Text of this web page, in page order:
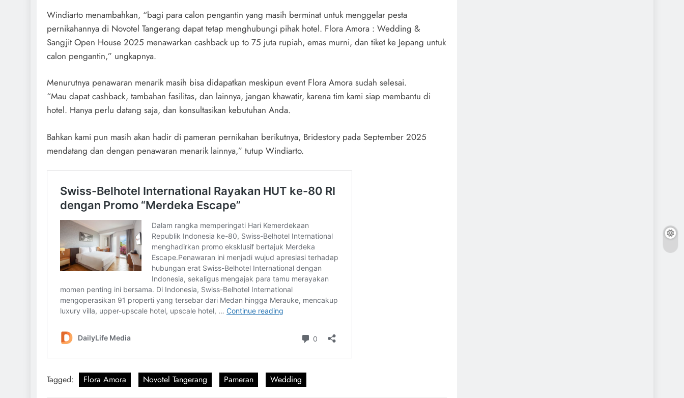
Windiarto menambahkan, “bagi para calon pengantin yang masih berminat untuk menggelar pesta
pernikahannya di Novotel Tangerang dapat tetap menghubungi pihak hotel. Flora Amora : Wedding &
Sangjit Open House 2025 menawarkan cashback up to 75 juta rupiah, emas murni, dan tiket ke Jepang untuk
calon pengantin,” ungkapnya.
Menurutnya penawaran menarik masih bisa didapatkan meskipun event Flora Amora sudah selesai.
“Mau dapat cashback, tambahan fasilitas, dan lainnya, jangan khawatir, karena tim kami siap membantu di
hotel. Hanya perlu datang saja, dan konsultasikan kebutuhan Anda.
Bahkan kami pun masih akan hadir di pameran pernikahan berikutnya, Bridestory pada September 2025
mendatang dan dengan penawaran menarik lainnya,” tutup Windiarto.
Tagged: Flora Amora Novotel Tangerang Pameran Wedding